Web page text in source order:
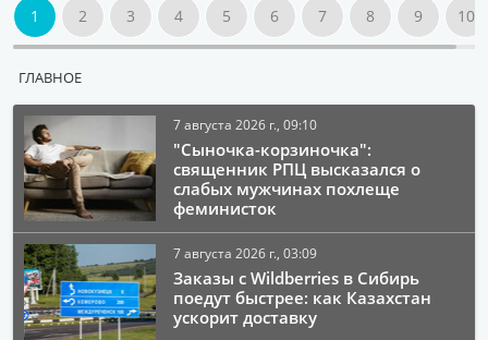
1 2 3 4 5 6 7 8 9 10
ГЛАВНОЕ
7 августа 2026 г., 09:10
"Сыночка-корзиночка":
священник РПЦ высказался о
слабых мужчинах похлеще
феминисток
7 августа 2026 г., 03:09
Заказы с Wildberries в Сибирь
поедут быстрее: как Казахстан
ускорит доставку